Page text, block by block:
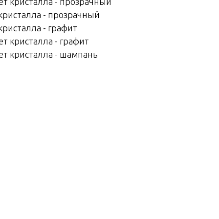
- прозрачный
- графит
кристалла - графит
кристалла - шампань